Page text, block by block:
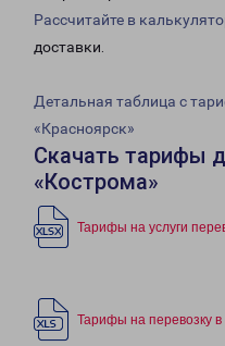
Рассчитайте в
доставки.
Детальная таблица с
«Красноярск»
Скачать тарифы
«Кострома»
Тарифы на услуги
Тарифы на перевозку